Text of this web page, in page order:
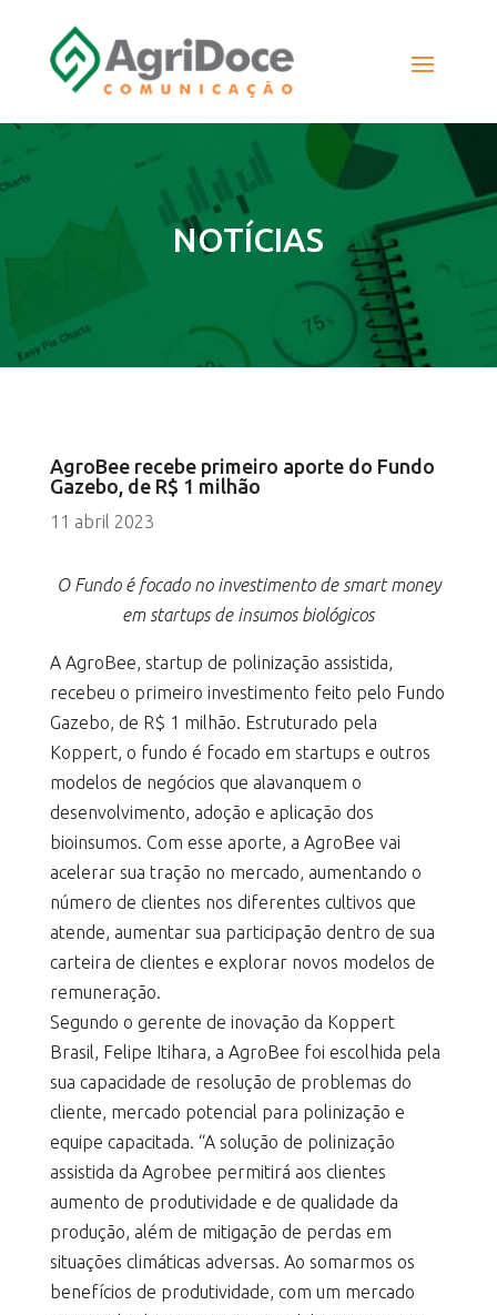
NOTÍCIAS
AgroBee recebe primeiro aporte do Fundo
Gazebo, de R$ 1 milhão
11 abril 2023
O Fundo é focado no investimento de smart money
em startups de insumos biológicos
A AgroBee, startup de polinização assistida,
recebeu o primeiro investimento feito pelo Fundo
Gazebo, de R$ 1 milhão. Estruturado pela
Koppert, o fundo é focado em startups e outros
modelos de negócios que alavanquem o
desenvolvimento, adoção e aplicação dos
bioinsumos. Com esse aporte, a AgroBee vai
acelerar sua tração no mercado, aumentando o
número de clientes nos diferentes cultivos que
atende, aumentar sua participação dentro de sua
carteira de clientes e explorar novos modelos de
remuneração.
Segundo o gerente de inovação da Koppert
Brasil, Felipe Itihara, a AgroBee foi escolhida pela
sua capacidade de resolução de problemas do
cliente, mercado potencial para polinização e
equipe capacitada. “A solução de polinização
assistida da Agrobee permitirá aos clientes
aumento de produtividade e de qualidade da
produção, além de mitigação de perdas em
situações climáticas adversas. Ao somarmos os
benefícios de produtividade, com um mercado